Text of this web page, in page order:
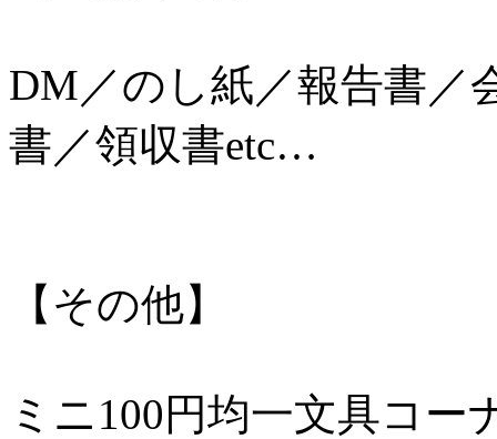
DM／のし紙／報告書／
書／領収書etc…
【その他】
ミニ100円均一文具コー